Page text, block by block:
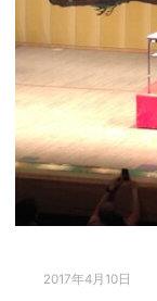
2017年4月10日